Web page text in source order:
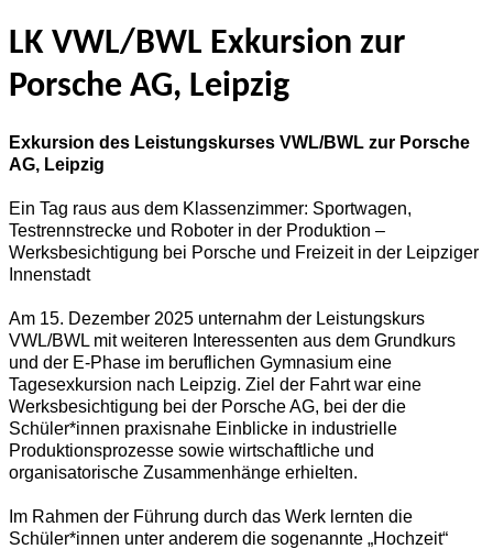
LK VWL/BWL Exkursion zur
Porsche AG, Leipzig
Exkursion des Leistungskurses VWL/BWL zur Porsche
AG, Leipzig
Ein Tag raus aus dem Klassenzimmer: Sportwagen,
Testrennstrecke und Roboter in der Produktion –
Werksbesichtigung bei Porsche und Freizeit in der Leipziger
Innenstadt
Am 15. Dezember 2025 unternahm der Leistungskurs
VWL/BWL mit weiteren Interessenten aus dem Grundkurs
und der E-Phase im beruflichen Gymnasium eine
Tagesexkursion nach Leipzig. Ziel der Fahrt war eine
Werksbesichtigung bei der Porsche AG, bei der die
Schüler*innen praxisnahe Einblicke in industrielle
Produktionsprozesse sowie wirtschaftliche und
organisatorische Zusammenhänge erhielten.
Im Rahmen der Führung durch das Werk lernten die
Schüler*innen unter anderem die sogenannte „Hochzeit“